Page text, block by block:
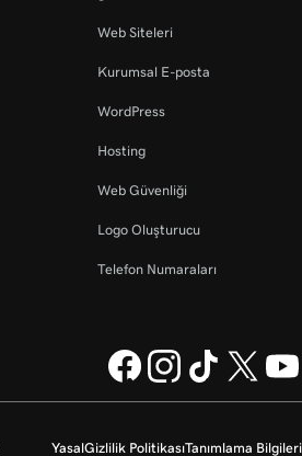
Web Siteleri
Kurumsal E-posta
WordPress
Hosting
Web Güvenliği
Logo Oluşturucu
Telefon Numaraları
YasalGizlilik PolitikasıTanımlama Bilgileri